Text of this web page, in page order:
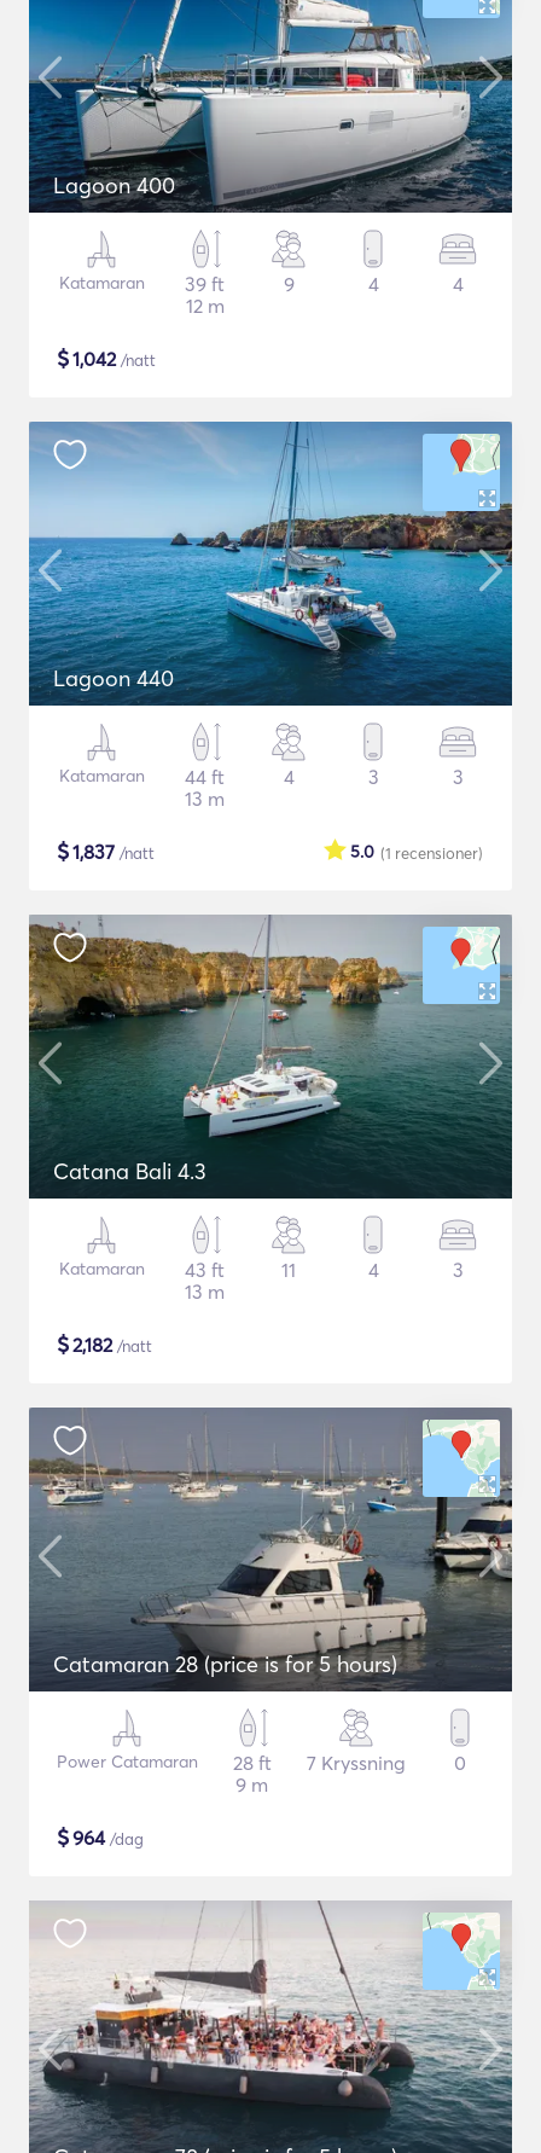
Lagoon 400
Katamaran
39 ft
12 m
9 4 4
$1,042/natt
Lagoon 440
Katamaran
44 ft
13 m
4 3 3
$1,837 /natt (1 recensioner)
5.0
Catana Bali 4.3
Katamaran
43 ft
13 m
11 4 3
$2,182/natt
Catamaran 28 (price is for 5 hours)
Power Catamaran
28 ft
9 m
7 Kryssning 0
$964/dag